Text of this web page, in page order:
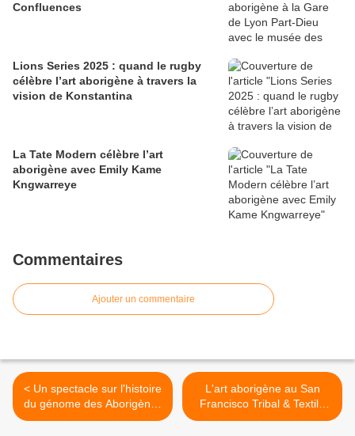
Confluences
Lions Series 2025 : quand le rugby
célèbre l’art aborigène à travers la
vision de Konstantina
La Tate Modern célèbre l’art
aborigène avec Emily Kame
Kngwarreye
Commentaires
Ajouter un commentaire
< Un spectacle sur l'histoire
du génome des Aborigènes
au Musée de l'Homme,
L'art aborigène au San
Francisco Tribal & Textile
Art Fair, du 8 au 11 février